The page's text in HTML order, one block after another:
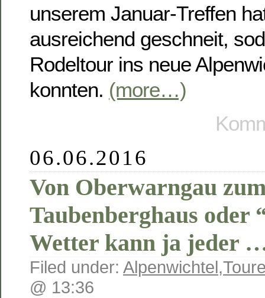
unserem Januar-Treffen
ausreichend geschneit,
Rodeltour ins neue
konnten. (more…)
06.06.2016
Von Oberwarngau
Taubenberghaus oder
Wetter kann ja jeder
Filed under: Alpenwichtel,
@ 13:36